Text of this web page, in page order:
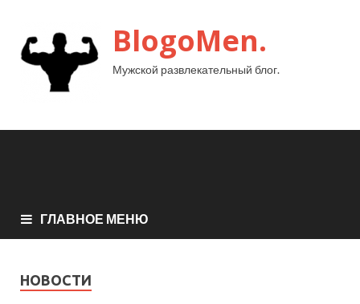
BlogoMen.
Мужской развлекательный блог.
ГЛАВНОЕ МЕНЮ
НОВОСТИ